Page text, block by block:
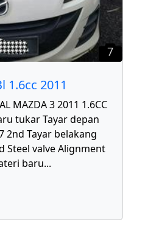
7
1.6cc 2011
MAZDA 3 2011 1.6CC
tukar Tayar depan
2nd Tayar belakang
Steel valve Alignment
baru...